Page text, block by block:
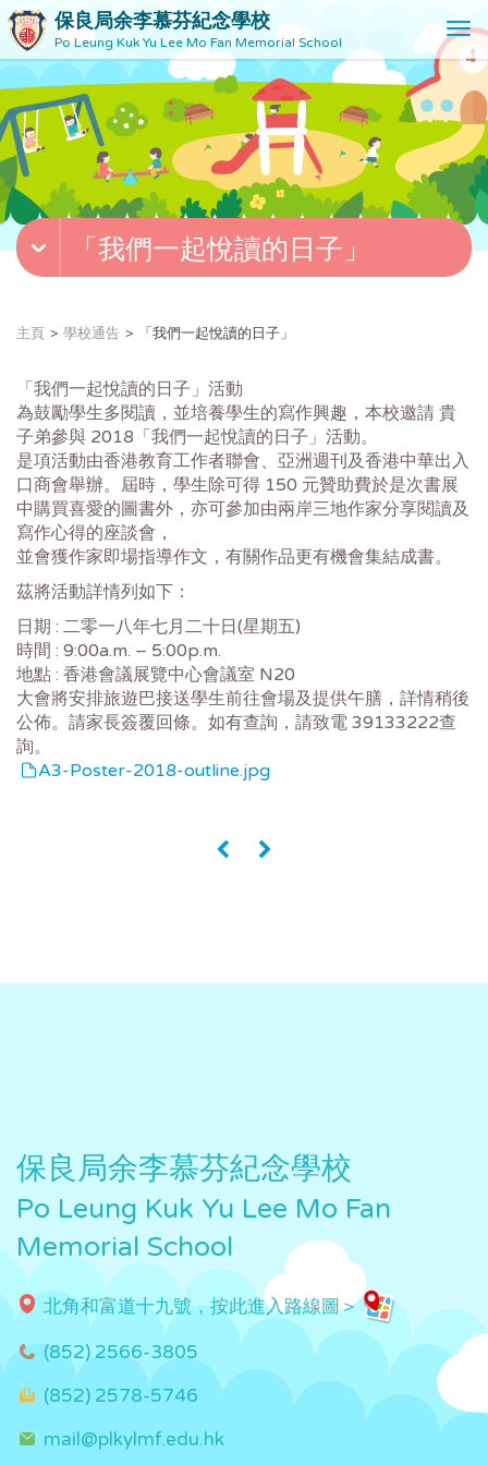
保良局余李慕芬紀念學校
Po Leung Kuk Yu Lee Mo Fan Memorial School
T
o
g
l
e
v
g
「我們一起悅讀的日子」
主頁 學校通告 「我們一起悅讀的日子」
「我們一起悅讀的日子」活動
為鼓勵學生多閱讀，並培養學生的寫作興趣，本校邀請 貴
子弟參與 2018「我們一起悅讀的日子」活動。
是項活動由香港教育工作者聯會、亞洲週刊及香港中華出入
口商會舉辦。屆時，學生除可得 150 元贊助費於是次書展
中購買喜愛的圖書外，亦可參加由兩岸三地作家分享閱讀及
寫作心得的座談會，
並會獲作家即場指導作文，有關作品更有機會集結成書。
茲將活動詳情列如下：
日期 : 二零一八年七月二十日(星期五)
時間 : 9:00a.m. – 5:00p.m.
地點 : 香港會議展覽中心會議室 N20
大會將安排旅遊巴接送學生前往會場及提供午膳，詳情稍後
公佈。請家長簽覆回條。如有查詢，請致電 39133222查
詢。
A3-Poster-2018-outline.jpg
« »
保良局余李慕芬紀念學校
Po Leung Kuk Yu Lee Mo Fan
Memorial School
北角和富道十九號，按此進入路線圖＞
(852) 2566-3805
(852) 2578-5746
mail@plkylmf.edu.hk